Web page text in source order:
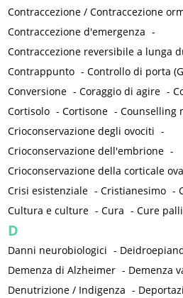
Contraccezione / Contraccezione
Contraccezione d'emergenza -
Contraccezione reversibile a lunga
Contrappunto -Controllo di porta
Conversione -Coraggio di agire -
Cortisolo -Cortisone -Counselling
Crioconservazione degli ovociti -
Crioconservazione dell'embrione -
Crioconservazione della corticale
Crisi esistenziale -Cristianesimo -
Cultura e culture -Cura -Cure
D
Danni neurobiologici -
Demenza di Alzheimer - Demenza
Denutrizione / Indigenza -